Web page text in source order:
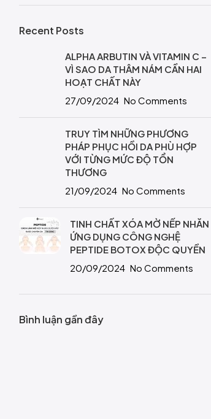
Recent Posts
ALPHA ARBUTIN VÀ VITAMIN C –
VÌ SAO DA THÂM NÁM CẦN HAI
HOẠT CHẤT NÀY
27/09/2024 No Comments
TRUY TÌM NHỮNG PHƯƠNG
PHÁP PHỤC HỒI DA PHÙ HỢP
VỚI TỪNG MỨC ĐỘ TỔN
THƯƠNG
21/09/2024 No Comments
TINH CHẤT XÓA MỜ NẾP NHĂN
ỨNG DỤNG CÔNG NGHỆ
PEPTIDE BOTOX ĐỘC QUYỀN
20/09/2024 No Comments
Bình luận gần đây